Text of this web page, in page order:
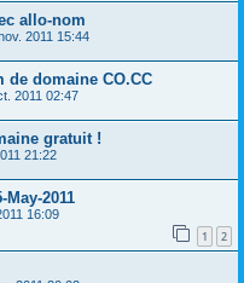
allo-nom
2011 15:44
de domaine CO.CC
2011 02:47
gratuit !
21:22
2011
16:09
1 2